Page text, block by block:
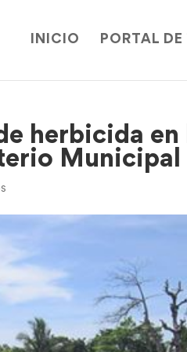
INICIO PORTAL
herbicida en
Municipal